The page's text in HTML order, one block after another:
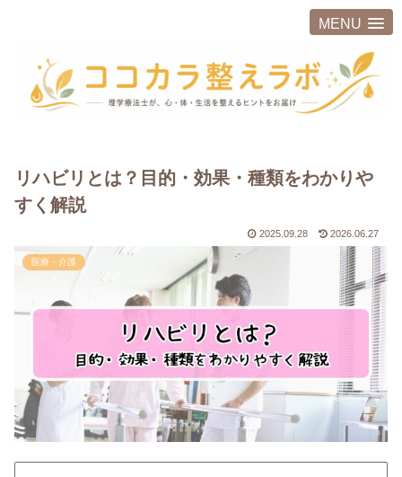
MENU
リハビリとは？目的・効果・種類をわかりや
すく解説
2025.09.28 2026.06.27
医療・介護